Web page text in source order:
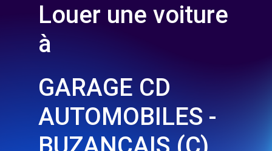
Louer une voiture
à
GARAGE CD
AUTOMOBILES -